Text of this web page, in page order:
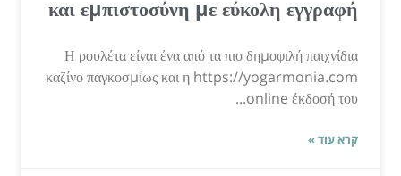
και εμπιστοσύνη με εύκολη εγγραφή
Η ρουλέτα είναι ένα από τα πιο δημοφιλή παιχνίδια
καζίνο παγκοσμίως και η https://yogarmonia.com
online έκδοσή του...
קרא עוד »